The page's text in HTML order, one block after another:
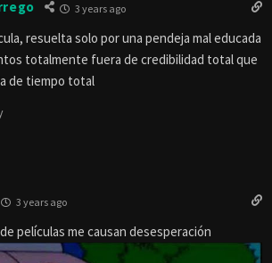
3 years ago
resuelta solo por una pendeja mal educada
totalmente fuera de credibilidad total que
de tiempo total
3 years ago
películas me causan desesperación